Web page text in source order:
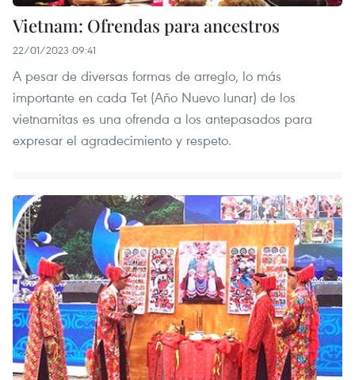
Vietnam: Ofrendas para ancestros
22/01/2023 09:41
A pesar de diversas formas de arreglo, lo más
importante en cada Tet (Año Nuevo lunar) de los
vietnamitas es una ofrenda a los antepasados para
expresar el agradecimiento y respeto.